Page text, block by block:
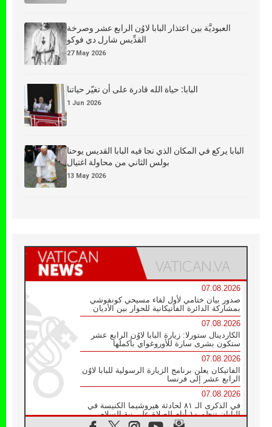
العبوديَّة بين اعتذار البابا لاوُن الرابع عشر وصرخة
القدِّيس شارل دي فوكو
27 May 2026
البابا: حياة الله قادرة على أن تغيّر حياتنا
1 Jun 2026
البابا يركع في المكان الذي نجا فيه البابا القديس يوحنا
بولس الثاني من محاولة اغتيال
13 May 2026
07.08.2026
صدور بيان ختامي لأول لقاء مسيحي كونفوشي
بمشاركة الدائرة الفاتيكانية للحوار بين الأديان
07.08.2026
الكاردينال ستورلا: زيارة البابا لاوُن الرابع عشر
ستكون بشرى سارة للأوروغواي بأكملها
07.08.2026
الفاتيكان يعلن برنامج الزيارة الرسولية للبابا لاوُن
الرابع عشر إلى فرنسا
07.08.2026
في الذكرى الـ ٨١ لحادثة هيروشيما الكنيسة في
اليابان تنظم ١٠ أيام للصلاة على نية السلام